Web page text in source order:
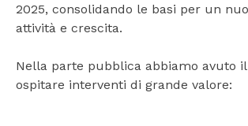
2025, consolidando le basi per un
attività e crescita.
Nella parte pubblica abbiamo avuto
ospitare interventi di grande valore: